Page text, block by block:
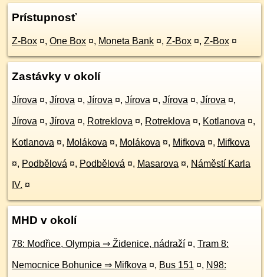
Prístupnosť
Z-Box ¤, One Box ¤, Moneta Bank ¤, Z-Box ¤, Z-Box ¤
Zastávky v okolí
Jírova ¤, Jírova ¤, Jírova ¤, Jírova ¤, Jírova ¤, Jírova ¤,
Jírova ¤, Jírova ¤, Rotreklova ¤, Rotreklova ¤, Kotlanova ¤,
Kotlanova ¤, Molákova ¤, Molákova ¤, Mifkova ¤, Mifkova
¤, Podbělová ¤, Podbělová ¤, Masarova ¤, Náměstí Karla
IV. ¤
MHD v okolí
78: Modřice, Olympia ⇒ Židenice, nádraží ¤, Tram 8:
Nemocnice Bohunice ⇒ Mifkova ¤, Bus 151 ¤, N98: